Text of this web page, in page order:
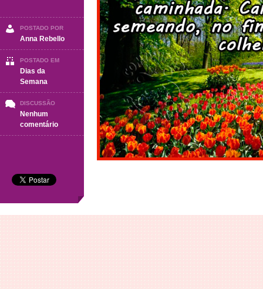
POSTADO POR
Anna Rebello
POSTADO EM
Dias da
Semana
DISCUSSÃO
Nenhum
comentárioem
Boa